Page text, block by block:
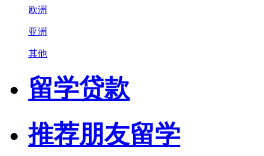
欧洲
亚洲
其他
留学贷款
推荐朋友留学